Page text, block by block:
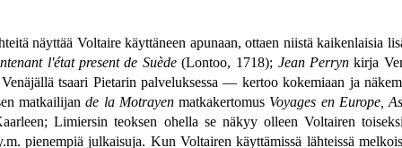
näyttää Voltaire käyttäneen apunaan, ottaen niistä kaikenlaisia
l'état present de Suède (Lontoo, 1718); Jean Perryn kirja
tsaari Pietarin palveluksessa — kertoo kokemiaan ja
matkailijande la Motrayenmatkakertomus Voyages en Europe,
Limiersin teoksen ohella se näkyy olleen Voltairen
pienempiä julkaisuja. Kun Voltairen käyttämissä lähteissä